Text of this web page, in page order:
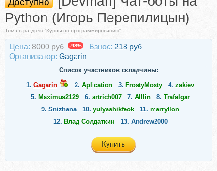
Доступно
Python (Игорь Перепилицын)
Тема в разделе "Курсы по программированию"
Цена: 8000 руб -98% Взнос: 218 руб
Организатор: Gagarin
Список участников складчины:
1. Gagarin 2. Aplication 3. FrostyMosty 4. zakiev
5. Maximus2129 6. artrich007 7. Alllin 8. Trafalgar
9. Snizhana 10. yulyashikfeok 11. marryllon
12. Влад Солдаткин 13. Andrew2000
Купить